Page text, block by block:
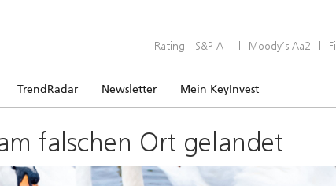
Rating: S&P A+ | Moody’s Aa2 |
TrendRadar Newsletter Mein KeyInvest
falschen Ort gelandet